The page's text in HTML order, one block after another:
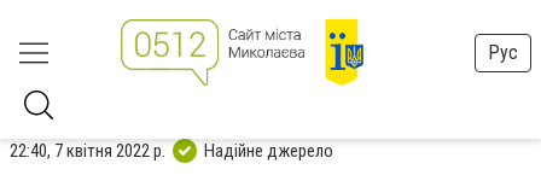
Рус
22:40, 7 квітня 2022 р. Надійне джерело